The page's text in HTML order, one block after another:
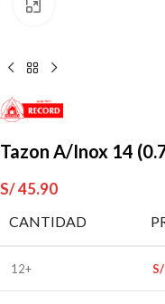
Tazon A/Inox 14
S/45.90
CANTIDAD
12+ S/